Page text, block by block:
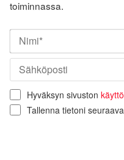
toiminnassa.
Hyväksyn sivuston
Tallenna tietoni